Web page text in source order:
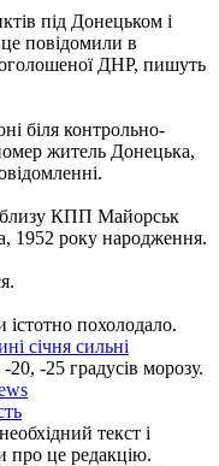
під Донецьком і
повідомили в
ДНР, пишуть
біля контрольно-
житель Донецька,
КПП Майорськ
1952 року народження.
істотно похолодало.
січня сильні
-25 градусів морозу.
текст і
про це редакцію.